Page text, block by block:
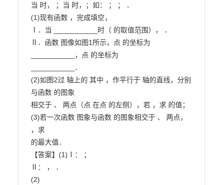
当 时， ；当 时，；如： ； ； ．
(1)现有函数 ，完成填空，
Ⅰ．当 ___________时（ 的取值范围）， ．
Ⅱ．函数 图像如图1所示，点 的坐标为
___________，点 的坐标为
___________．
(2)如图2过 轴上的 其中 ，作平行于 轴的直线，分别
与函数 的图象
相交于 、 两点（点 在点 的左侧），若 ，求 的值；
(3)若一次函数 图象与函数 的图象相交于 、 两点，
，求
的最大值．
【答案】(1)Ⅰ： ；
Ⅱ： ， ．
(2)